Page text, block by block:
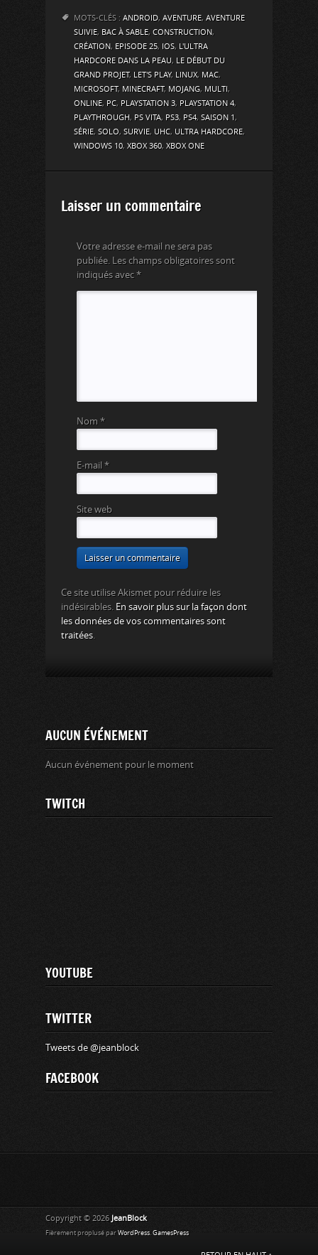
MOTS-CLÉS : ANDROID, AVENTURE, AVENTURE
SUIVIE, BAC À SABLE, CONSTRUCTION,
CRÉATION, EPISODE 25, IOS, L'ULTRA
HARDCORE DANS LA PEAU, LE DÉBUT DU
GRAND PROJET, LET'S PLAY, LINUX, MAC,
MICROSOFT, MINECRAFT, MOJANG, MULTI,
ONLINE, PC, PLAYSTATION 3, PLAYSTATION 4,
PLAYTHROUGH, PS VITA, PS3, PS4, SAISON 1,
SÉRIE, SOLO, SURVIE, UHC, ULTRA HARDCORE,
WINDOWS 10, XBOX 360, XBOX ONE
Laisser un commentaire
Votre adresse e-mail ne sera pas
publiée.
Les champs obligatoires sont
indiqués avec *
Nom *
E-mail *
Site web
Ce site utilise Akismet pour réduire les
indésirables. En savoir plus sur la façon dont
les données de vos commentaires sont
traitées
AUCUN ÉVÉNEMENT
Aucun événement pour le moment
TWITCH
YOUTUBE
TWITTER
Tweets de @jeanblock
FACEBOOK
Copyright © 2026 JeanBlock
Fièrement proplusé par WordPress GamesPress